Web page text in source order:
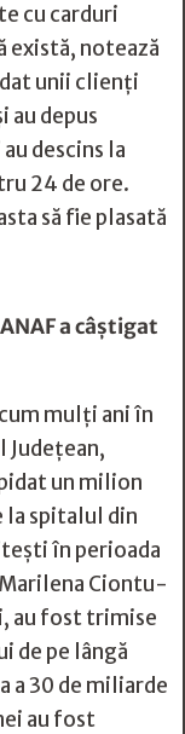
cu carduri
există, notează
unii clienți
au depus
descins la
24 de ore.
să fie plasată
a câștigat
mulți ani în
Județean,
un milion
la spitalul din
în perioada
Ciontu-
au fost trimise
de pe lângă
a 30 de miliarde
au fost